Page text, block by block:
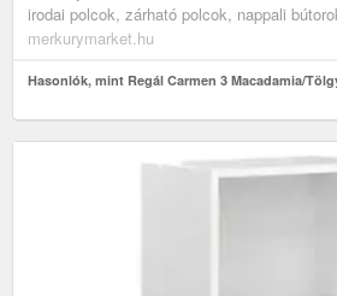
irodai polcok, zárható polcok, nappali
irodabútorok
merkurymarket.hu
Hasonlók, mint Regál Carmen 3 Macadamia/